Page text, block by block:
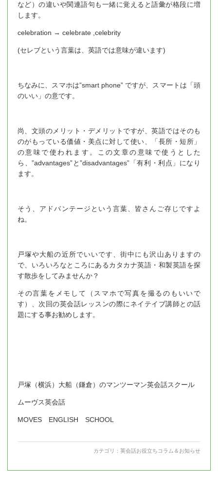
など）の違いや関連語句も一緒に覚えると語彙が格段に増
します。
celebration → celebrate ,celebrity
(セレブという言葉は、英語では意味が違います)
ちなみに、スマホは”smart phone” ですが、スマートは「頭
のいい」の意です。
尚、文頭のメリット・デメリットですが、英語ではそのも
のがもっている価値・美点に対して使い、「長所・短所」
の意味で使われます。この文章の意味で使うとした
ら、”advantages”と”disadvantages”「有利・利点」になり
ます。
そう、アドバンテージという言葉、皆さんご存じですよ
ね。
戸塚や大船の近所でいいです、街中にも沢山ありますの
で、いろいろなところにあるカタカナ英語・和製英語を探
す散歩をしてみませんか？
その言葉をメモして（スマホで写真を撮るのもいいで
す）、次回の英会話レッスンの際にネイテイブ講師との話
題にする事お勧めします。
戸塚（横浜）大船（鎌倉）のマンツーマン英会話スクール
ムーヴス英会話
MOVES ENGLISH SCHOOL
カテゴリ： 英会話お役立ちコラム＆お知らせ